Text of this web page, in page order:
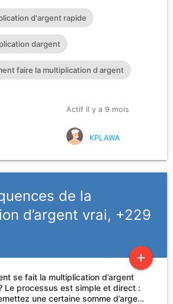
d'argent rapide
dargent
faire la multiplication d argent
Actif Il y a 9 mois
KPLAWA
de la
d’argent vrai, +229
add
se fait la multiplication d’argent
Le processus est simple et direct :
une certaine somme d’arge…